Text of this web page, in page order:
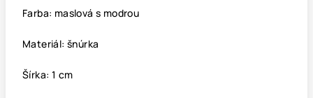
Farba: maslová s modrou
Materiál: šnúrka
Šírka: 1 cm